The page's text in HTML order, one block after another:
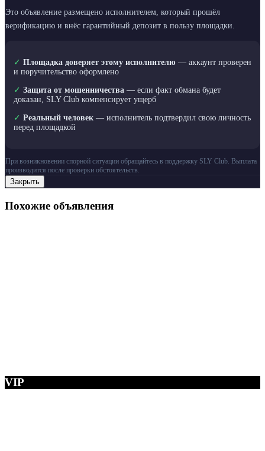
Это объявление размещено исполнителем, который прошёл
верификацию и внёс гарантийный депозит в пользу площадки.
✓ Площадка доверяет этому исполнителю — аккаунт проверен
и поручительство оформлено
✓ Защита от мошенничества — если факт обмана будет
доказан, SLY Club компенсирует ущерб
✓ Реальный человек — исполнитель подтвердил свою личность
перед площадкой
При возникновении спорной ситуации обращайтесь в поддержку SLY Club. Выплата
производится после проверки обстоятельств.
Закрыть
Похожие объявления
VIP